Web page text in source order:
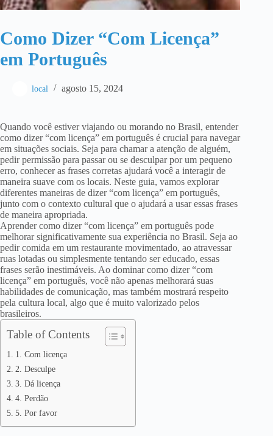
Como Dizer “Com Licença”
em Português
local agosto 15, 2024
Quando você estiver viajando ou morando no Brasil, entender
como dizer “com licença” em português é crucial para navegar
em situações sociais. Seja para chamar a atenção de alguém,
pedir permissão para passar ou se desculpar por um pequeno
erro, conhecer as frases corretas ajudará você a interagir de
maneira suave com os locais. Neste guia, vamos explorar
diferentes maneiras de dizer “com licença” em português,
junto com o contexto cultural que o ajudará a usar essas frases
de maneira apropriada.
Aprender como dizer “com licença” em português pode
melhorar significativamente sua experiência no Brasil. Seja ao
pedir comida em um restaurante movimentado, ao atravessar
ruas lotadas ou simplesmente tentando ser educado, essas
frases serão inestimáveis. Ao dominar como dizer “com
licença” em português, você não apenas melhorará suas
habilidades de comunicação, mas também mostrará respeito
pela cultura local, algo que é muito valorizado pelos
brasileiros.
Table of Contents
1. Com licença
2. Desculpe
3. Dá licença
4. Perdão
5. Por favor